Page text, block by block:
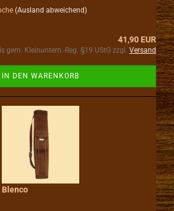
(Ausland abweichend)
41,90 EUR
gem. Kleinuntern.-Reg. §19 UStG zzgl. Versand
IN DEN WARENKORB
Blenco